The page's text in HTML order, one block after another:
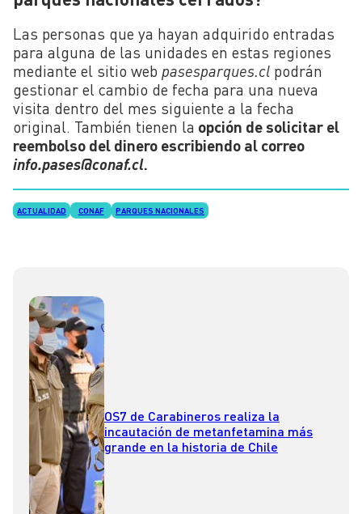
Las personas que ya hayan adquirido entradas
para alguna de las unidades en estas regiones
mediante el sitio web pasesparques.cl podrán
gestionar el cambio de fecha para una nueva
visita dentro del mes siguiente a la fecha
original. También tienen la opción de solicitar el
reembolso del dinero escribiendo al correo
info.pases@conaf.cl.
ACTUALIDAD CONAF PARQUES NACIONALES
OS7 de Carabineros realiza la
incautación de metanfetamina más
grande en la historia de Chile